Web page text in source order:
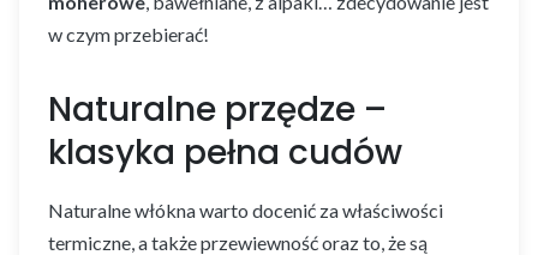
w czym przebierać!
Naturalne przędze –
klasyka pełna cudów
Naturalne włókna warto docenić za właściwości
termiczne, a także przewiewność oraz to, że są